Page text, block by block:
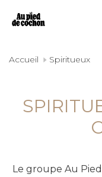
Accueil Spiritueux
Le groupe Au